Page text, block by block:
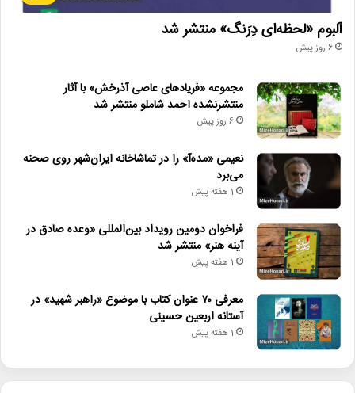
آلبوم «لحظه‌ای دِرَنگ» منتشر شد
6 روز پیش
مجموعه «فریادهای عاصی آذرخش» با آثار
منتشرنشده احمد شاملو منتشر شد
6 روز پیش
نعیمی «مده‌آ» را در تماشاخانه ایران‌شهر روی صحنه
می‌برد
1 هفته پیش
فراخوان دومین رویداد بین‌المللی «وعده صادق در
آینه هنر» منتشر شد
1 هفته پیش
معرفی ۷۰ عنوان کتاب با موضوع «راهبر شهید» در
آستانه اربعین حسینی
1 هفته پیش